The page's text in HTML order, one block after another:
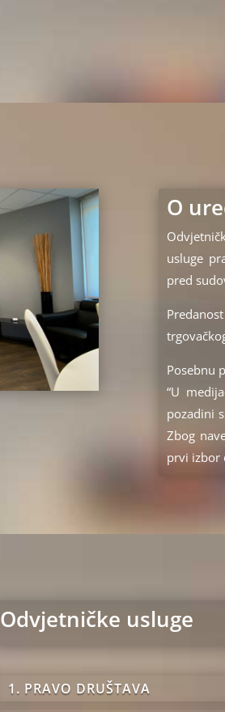
O
usluge
pred
Posebnu
“U
pozadini
Zbog
prvi izbor
Odvjetničke usluge
1. PRAVO DRUŠTAVA